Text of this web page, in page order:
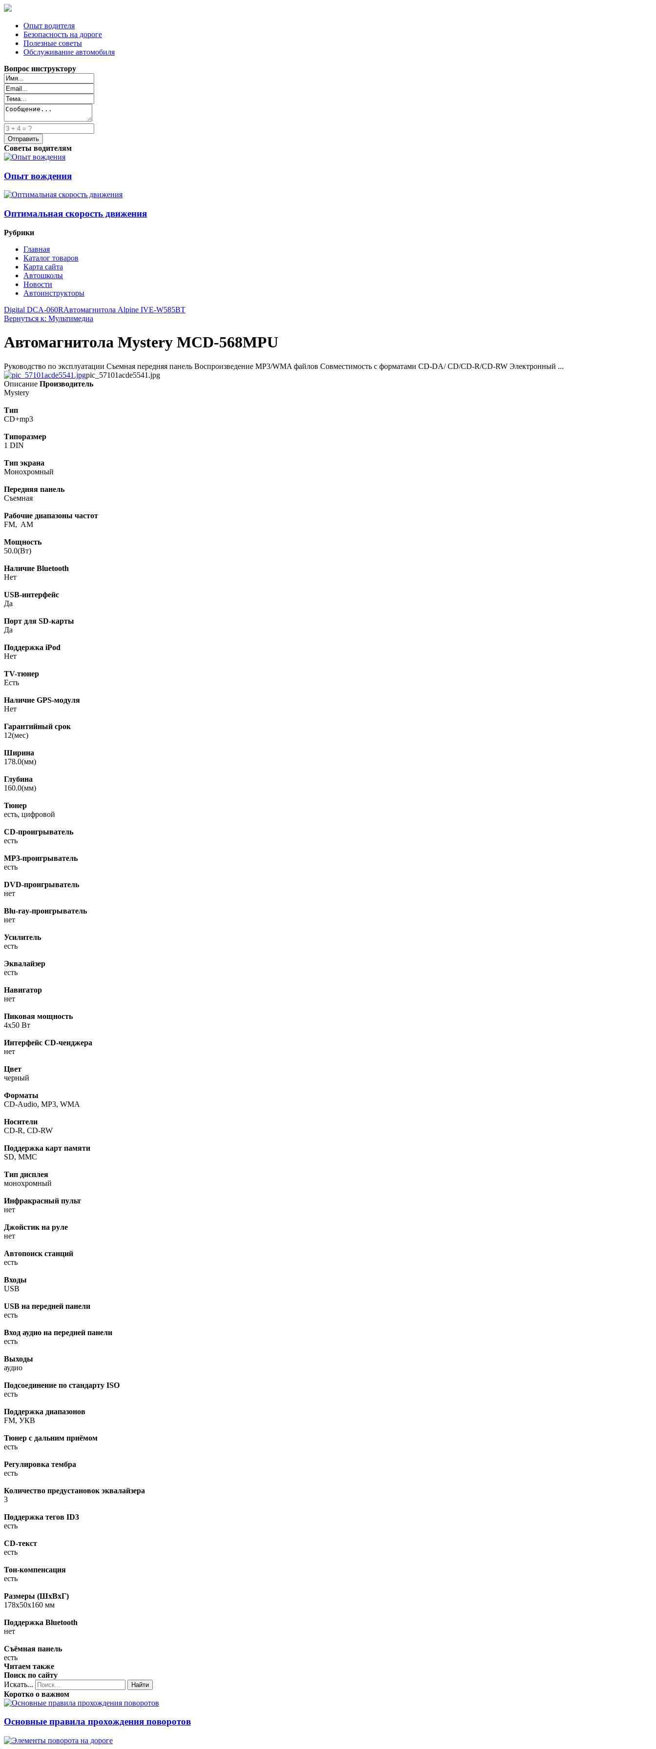
Опыт водителя
Безопасность на дороге
Полезные советы
Обслуживание автомобиля
Вопрос инструктору
Советы водителям
Опыт вождения
Оптимальная скорость движения
Рубрики
Главная
Каталог товаров
Карта сайта
Автошколы
Новости
Автоинструкторы
Digital DCA-060RАвтомагнитола Alpine IVE-W585BT
Вернуться к: Мультимедиа
Автомагнитола Mystery MCD-568MPU
Руководство по эксплуатации Cъемная передняя панель Воспроизведение MP3/WMA файлов Совместимость с форматами CD-DA/ CD/CD-R/CD-RW Электронный ...
pic_57101acde5541.jpg
Описание Производитель
Mystery
Тип
CD+mp3
Типоразмер
1 DIN
Тип экрана
Монохромный
Передняя панель
Съемная
Рабочие диапазоны частот
FM, AM
Мощность
50.0(Вт)
Наличие Bluetooth
Нет
USB-интерфейс
Да
Порт для SD-карты
Да
Поддержка iPod
Нет
TV-тюнер
Есть
Наличие GPS-модуля
Нет
Гарантийный срок
12(мес)
Ширина
178.0(мм)
Глубина
160.0(мм)
Тюнер
есть, цифровой
CD-проигрыватель
есть
MP3-проигрыватель
есть
DVD-проигрыватель
нет
Blu-ray-проигрыватель
нет
Усилитель
есть
Эквалайзер
есть
Навигатор
нет
Пиковая мощность
4x50 Вт
Интерфейс CD-ченджера
нет
Цвет
черный
Форматы
CD-Audio, MP3, WMA
Носители
CD-R, CD-RW
Поддержка карт памяти
SD, MMC
Тип дисплея
монохромный
Инфракрасный пульт
нет
Джойстик на руле
нет
Автопоиск станций
есть
Входы
USB
USB на передней панели
есть
Вход аудио на передней панели
есть
Выходы
аудио
Подсоединение по стандарту ISO
есть
Поддержка диапазонов
FM, УКВ
Тюнер с дальним приёмом
есть
Регулировка тембра
есть
Количество предустановок эквалайзера
3
Поддержка тегов ID3
есть
CD-текст
есть
Тон-компенсация
есть
Размеры (ШхВхГ)
178x50x160 мм
Поддержка Bluetooth
нет
Съёмная панель
есть
Читаем также
Поиск по сайту
Искать...
Найти
Коротко о важном
Основные правила прохождения поворотов